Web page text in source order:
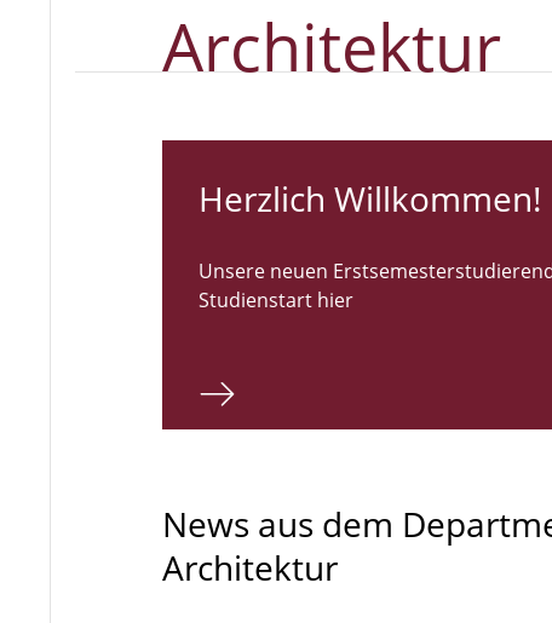
Architektur
Herzlich Willkommen!
Unsere neuen
Studienstart hier
News aus dem
Architektur